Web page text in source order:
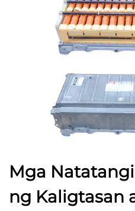
Mga
ng Kaligtasan